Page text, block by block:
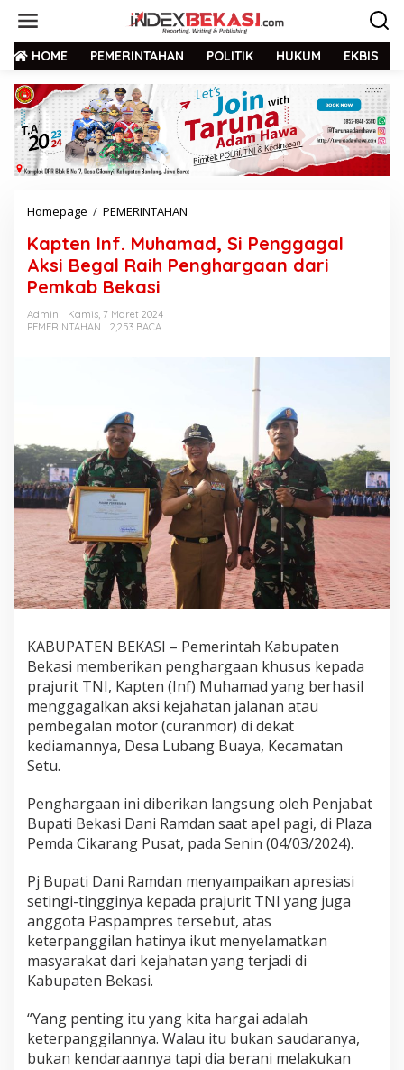
HOME PEMERINTAHAN POLITIK HUKUM EKBIS
Homepage / PEMERINTAHAN
Kapten Inf. Muhamad, Si Penggagal
Aksi Begal Raih Penghargaan dari
Pemkab Bekasi
Admin
Kamis, 7 Maret 2024
PEMERINTAHAN
2,253 BACA
KABUPATEN BEKASI – Pemerintah Kabupaten
Bekasi memberikan penghargaan khusus kepada
prajurit TNI, Kapten (Inf) Muhamad yang berhasil
menggagalkan aksi kejahatan jalanan atau
pembegalan motor (curanmor) di dekat
kediamannya, Desa Lubang Buaya, Kecamatan
Setu.
Penghargaan ini diberikan langsung oleh Penjabat
Bupati Bekasi Dani Ramdan saat apel pagi, di Plaza
Pemda Cikarang Pusat, pada Senin (04/03/2024).
Pj Bupati Dani Ramdan menyampaikan apresiasi
setingi-tingginya kepada prajurit TNI yang juga
anggota Paspampres tersebut, atas
keterpanggilan hatinya ikut menyelamatkan
masyarakat dari kejahatan yang terjadi di
Kabupaten Bekasi.
“Yang penting itu yang kita hargai adalah
keterpanggilannya. Walau itu bukan saudaranya,
bukan kendaraannya tapi dia berani melakukan